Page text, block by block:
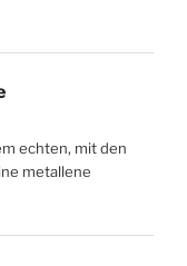
echten, mit den
metallene